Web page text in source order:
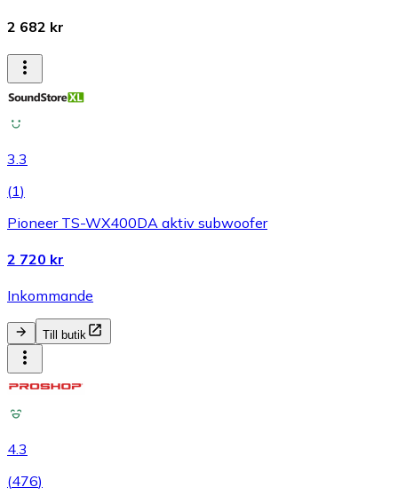
2 682 kr
3.3
(1)
Pioneer TS-WX400DA aktiv subwoofer
2 720 kr
Inkommande
Till butik
4.3
(476)